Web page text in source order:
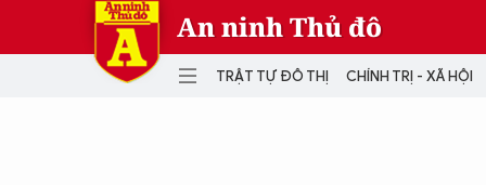
An ninh Thủ đô
TRẬT TỰ ĐÔ THỊ CHÍNH TRỊ - XÃ HỘI